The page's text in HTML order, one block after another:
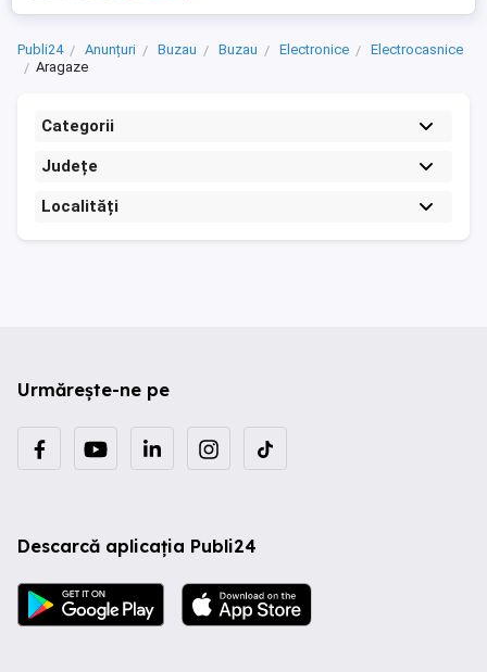
Publi24 Anunțuri Buzau Buzau Electronice
Electrocasnice
Aragaze
Categorii
Județe
Localități
Urmărește-ne pe
Descarcă aplicația Publi24